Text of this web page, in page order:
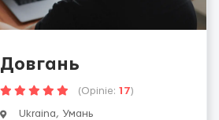
Довгань
(Opinie: 17)
Ukraina, Умань